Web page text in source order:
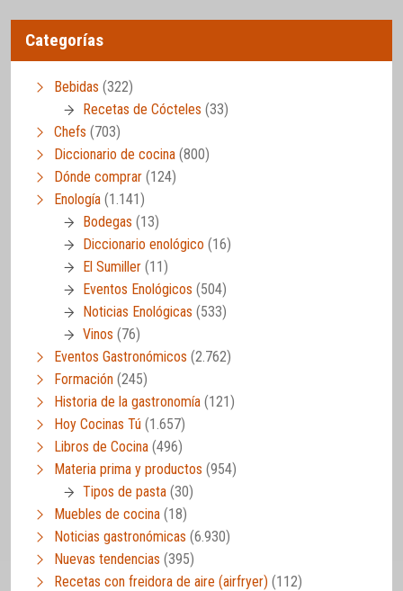
Categorías
Bebidas (322)
Recetas de Cócteles (33)
Chefs (703)
Diccionario de cocina (800)
Dónde comprar (124)
Enología (1.141)
Bodegas (13)
Diccionario enológico (16)
El Sumiller (11)
Eventos Enológicos (504)
Noticias Enológicas (533)
Vinos (76)
Eventos Gastronómicos (2.762)
Formación (245)
Historia de la gastronomía (121)
Hoy Cocinas Tú (1.657)
Libros de Cocina (496)
Materia prima y productos (954)
Tipos de pasta (30)
Muebles de cocina (18)
Noticias gastronómicas (6.930)
Nuevas tendencias (395)
Recetas con freidora de aire (airfryer) (112)